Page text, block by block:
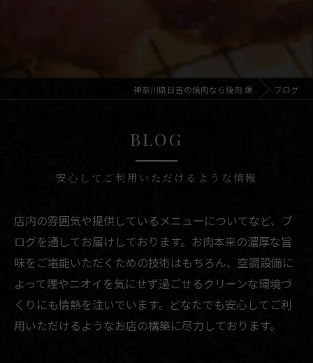
神奈川県日吉の焼肉なら焼肉 煉 ブログ
BLOG
安心してご利用いただけるような情報
店内の雰囲気や提供しているメニューについてなど、ブ
ログを通してお届けしております。お肉本来の濃厚な旨
味をご堪能いただくための技術はもちろん、空調設備に
よって煙やニオイを気にせず過ごせるクリーンな環境づ
くりにも情熱を注いでいます。どなたでも安心してご利
用いただけるようなお店の構築に尽力しております。